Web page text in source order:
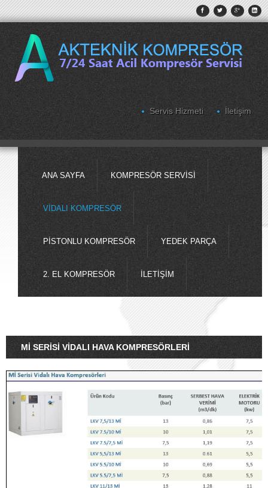
İletişim
Servis Hizmeti
ANA SAYFA KOMPRESÖR SERVISI
VIDALI KOMPRESÖR
PISTONLU KOMPRESÖR YEDEK PARÇA
2. EL KOMPRESÖR İLETIŞIM
Mİ SERISI VIDALI HAVA KOMPRESÖRLERI